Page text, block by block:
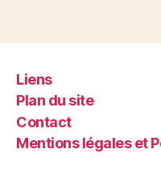
Liens
Plan du site
Contact
Mentions légales et